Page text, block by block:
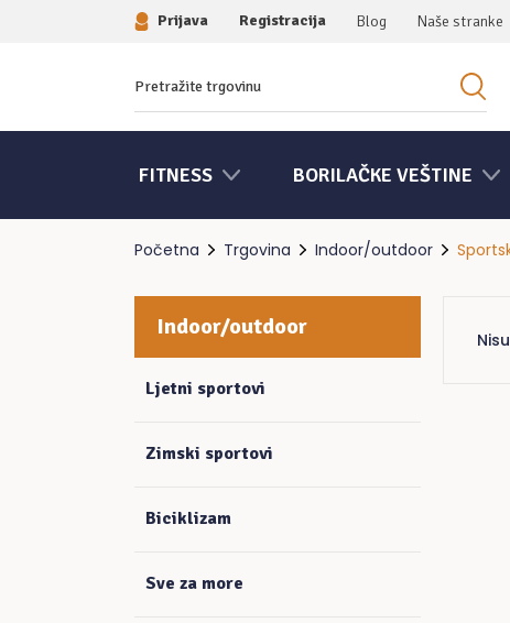
Prijava Registracija Blog Naše stranke
FITNESS BORILAČKE VEŠTINE
Početna Trgovina Indoor/outdoor
Indoor/outdoor
Ljetni sportovi
Zimski sportovi
Biciklizam
Sve za more